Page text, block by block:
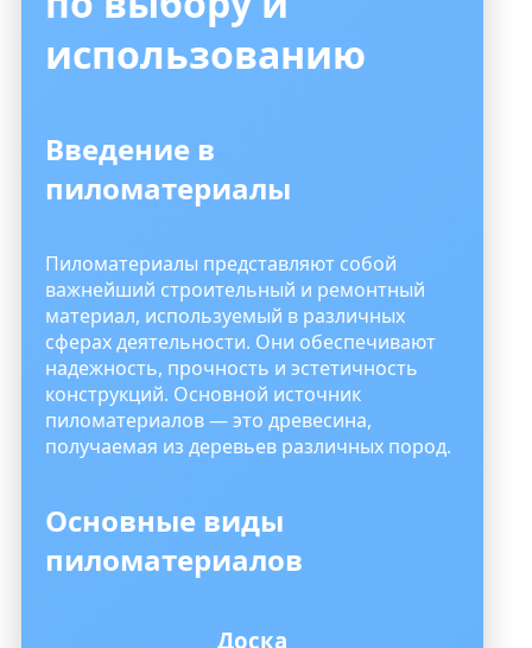
использованию
Введение в
пиломатериалы
Пиломатериалы представляют собой
важнейший строительный и ремонтный
материал, используемый в различных
сферах деятельности. Они обеспечивают
надежность, прочность и эстетичность
конструкций. Основной источник
пиломатериалов — это древесина,
получаемая из деревьев различных пород.
Основные виды
пиломатериалов
Доска